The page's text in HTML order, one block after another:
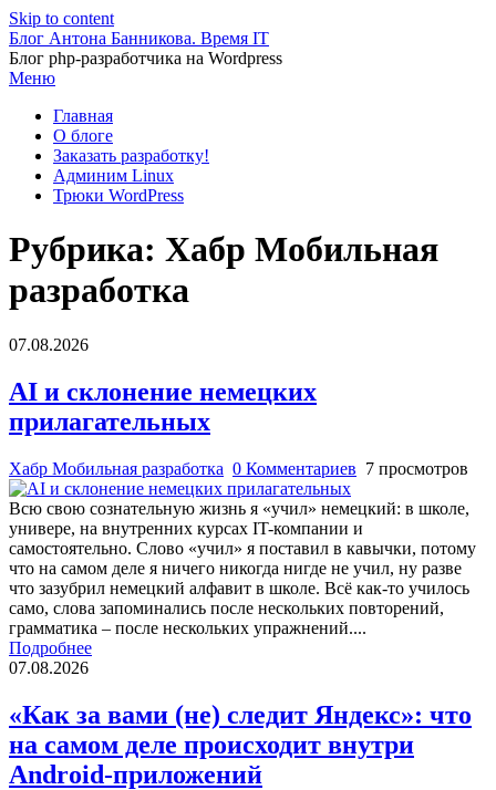
Skip to content
Блог Антона Банникова. Время IT
Блог php-разработчика на Wordpress
Меню
Главная
О блоге
Заказать разработку!
Админим Linux
Трюки WordPress
Рубрика: Хабр Мобильная
разработка
07.08.2026
AI и склонение немецких
прилагательных
Хабр Мобильная разработка 0 Комментариев 7 просмотров
Всю свою сознательную жизнь я «учил» немецкий: в школе,
универе, на внутренних курсах IT-компании и
самостоятельно. Слово «учил» я поставил в кавычки, потому
что на самом деле я ничего никогда нигде не учил, ну разве
что зазубрил немецкий алфавит в школе. Всё как-то училось
само, слова запоминались после нескольких повторений,
грамматика – после нескольких упражнений....
Подробнее
07.08.2026
«Как за вами (не) следит Яндекс»: что
на самом деле происходит внутри
Android-приложений